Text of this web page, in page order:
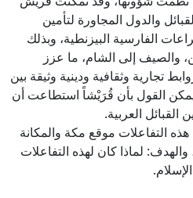
والدول المجاورة لتأمين
الفارسية البيزنطية، وبذلك
والصيف إلى الشام، ما عزز
تجارية وثقافية ودينية وثيقة بين
القول بأن قُرَيْشاً استطاعت أن
التفاعلات موقع مكة والمكانة
لماذا كان لهذه التفاعلات